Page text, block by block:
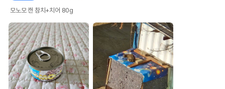
모노모 캔 참치+치어 80g